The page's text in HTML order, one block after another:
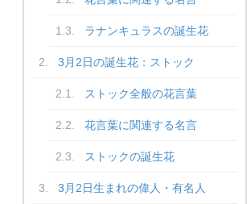
ラナンキュラスの誕生花
3月2日の誕生花：ストック
ストック全般の花言葉
花言葉に関連する名言
ストックの誕生花
3月2日生まれの偉人・有名人